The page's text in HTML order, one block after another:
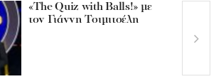
«The Quiz with Balls!» με
τον Γιάννη Τσιμιτσέλη